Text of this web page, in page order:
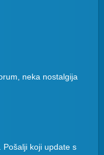
neka nostalgija
Pošalji koji update s